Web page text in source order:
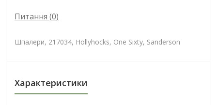
Питання (0)
Шпалери, 217034, Hollyhocks, One Sixty, Sanderson
Характеристики